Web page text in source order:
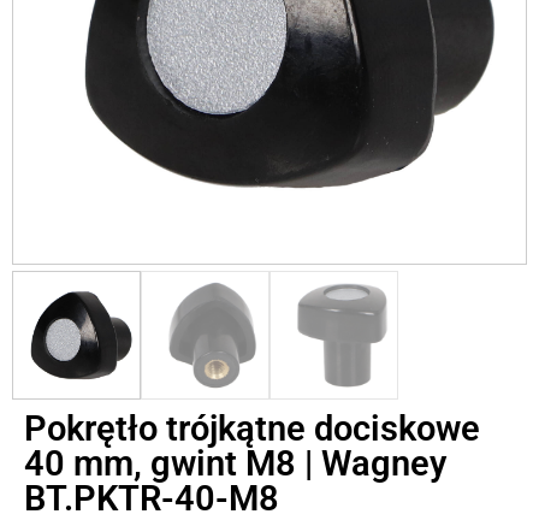
Pokrętło trójkątne dociskowe
40 mm, gwint M8 | Wagney
BT.PKTR-40-M8